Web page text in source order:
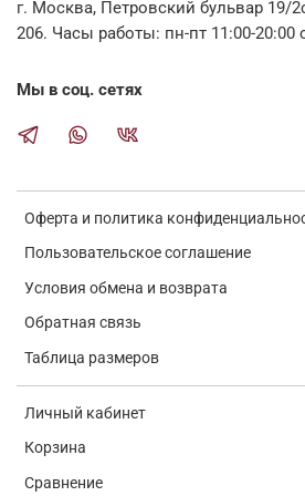
Оферта и политика
Пользовательское соглашение
Условия обмена и возврата
Обратная связь
Таблица размеров
Личный кабинет
Корзина
Сравнение
г. Москва, Петровский бульвар 19/
Мы в соц. сетях